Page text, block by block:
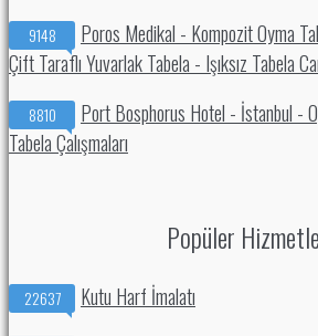
9148
Poros Medikal - Kompozit Oyma
Çift Taraflı Yuvarlak Tabela - Işıksız Tabela
8810
Port Bosphorus Hotel - İstanbul -
Tabela Çalışmaları
Popüler
22637 Kutu Harf İmalatı